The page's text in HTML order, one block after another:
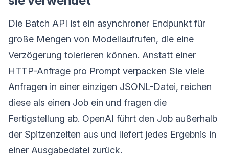
Die Batch API ist ein asynchroner Endpunkt für
große Mengen von Modellaufrufen, die eine
Verzögerung tolerieren können. Anstatt einer
HTTP-Anfrage pro Prompt verpacken Sie viele
Anfragen in einer einzigen JSONL-Datei, reichen
diese als einen Job ein und fragen die
Fertigstellung ab. OpenAI führt den Job außerhalb
der Spitzenzeiten aus und liefert jedes Ergebnis in
einer Ausgabedatei zurück.